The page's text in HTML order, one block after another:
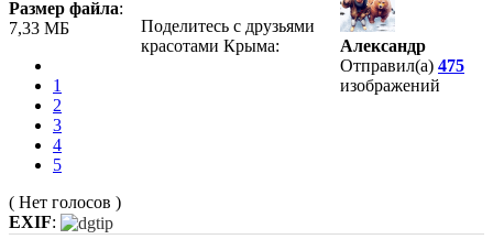
Размер файла:
7,33 МБ
1
2
3
4
5
( Нет голосов )
EXIF:
Поделитесь с друзьями
красотами Крыма:
Александр
Отправил(а) 475
изображений